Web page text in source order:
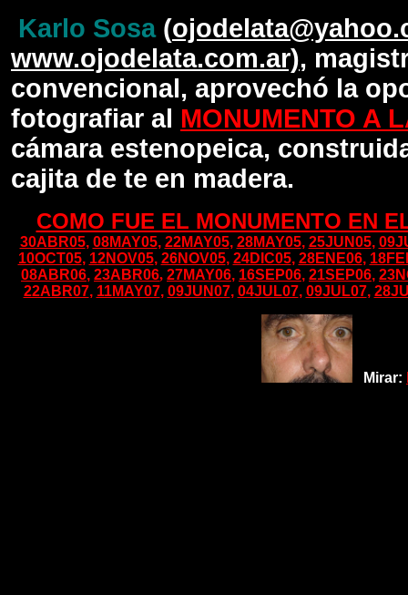
Karlo Sosa(
www.ojodelata.com.ar),
convencional, aprovechó la
fotografiar al MONUMENTO A
cámara estenopeica,
cajita de te en madera.
COMO FUE EL MONUMENTO EN
30ABR05, 08MAY05, 22MAY05, 28MAY05, 25JUN05,
10OCT05, 12NOV05, 26NOV05, 24DIC05, 28ENE06,
08ABR06, 23ABR06, 27MAY06, 16SEP06, 21SEP06,
22ABR07, 11MAY07, 09JUN07, 04JUL07, 09JUL07,
Mirar: